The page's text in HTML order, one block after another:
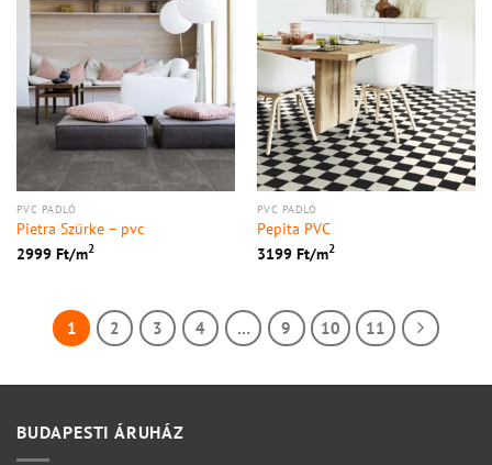
PVC PADLÓ
Pietra Szürke – pvc
2999 Ft/m2
PVC PADLÓ
Pepita PVC
3199 Ft/m2
1 2 3 4 … 9 10 11
BUDAPESTI ÁRUHÁZ